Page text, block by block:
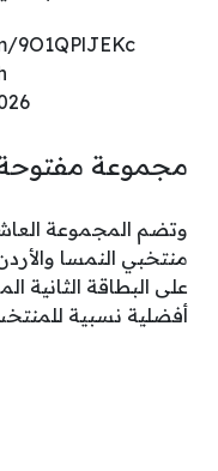
9O1QPlJEKc
مجموعة
وتضم المجموعة
منتخبي النمسا
على البطاقة الثانية
أفضلية نسبية